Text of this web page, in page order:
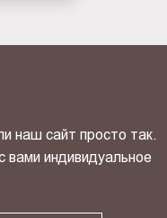
наш сайт просто так.
индивидуальное